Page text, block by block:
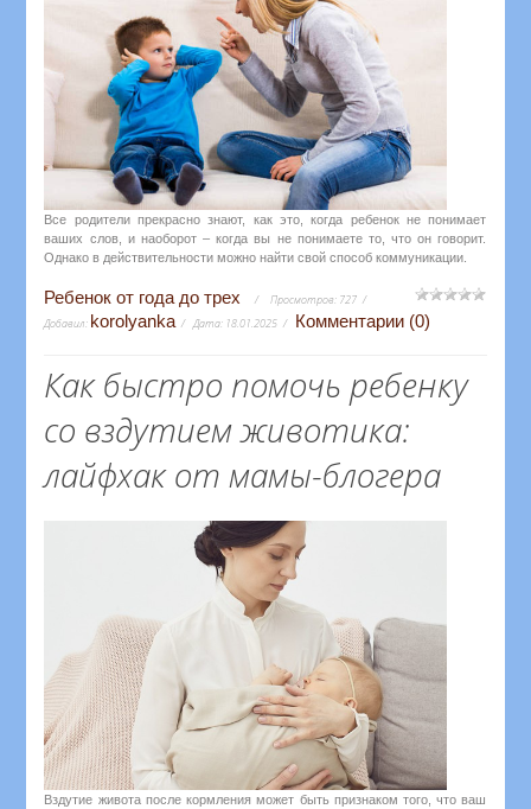
Все родители прекрасно знают, как это, когда ребенок не понимает
ваших слов, и наоборот – когда вы не понимаете то, что он говорит.
Однако в действительности можно найти свой способ коммуникации.
Ребенок от года до трех Просмотров: 727
Добавил: korolyanka Дата: 18.01.2025 Комментарии (0)
Как быстро помочь ребенку
со вздутием животика:
лайфхак от мамы-блогера
Вздутие живота после кормления может быть признаком того, что ваш